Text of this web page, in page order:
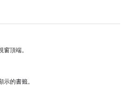
頂端。
示的書籤。